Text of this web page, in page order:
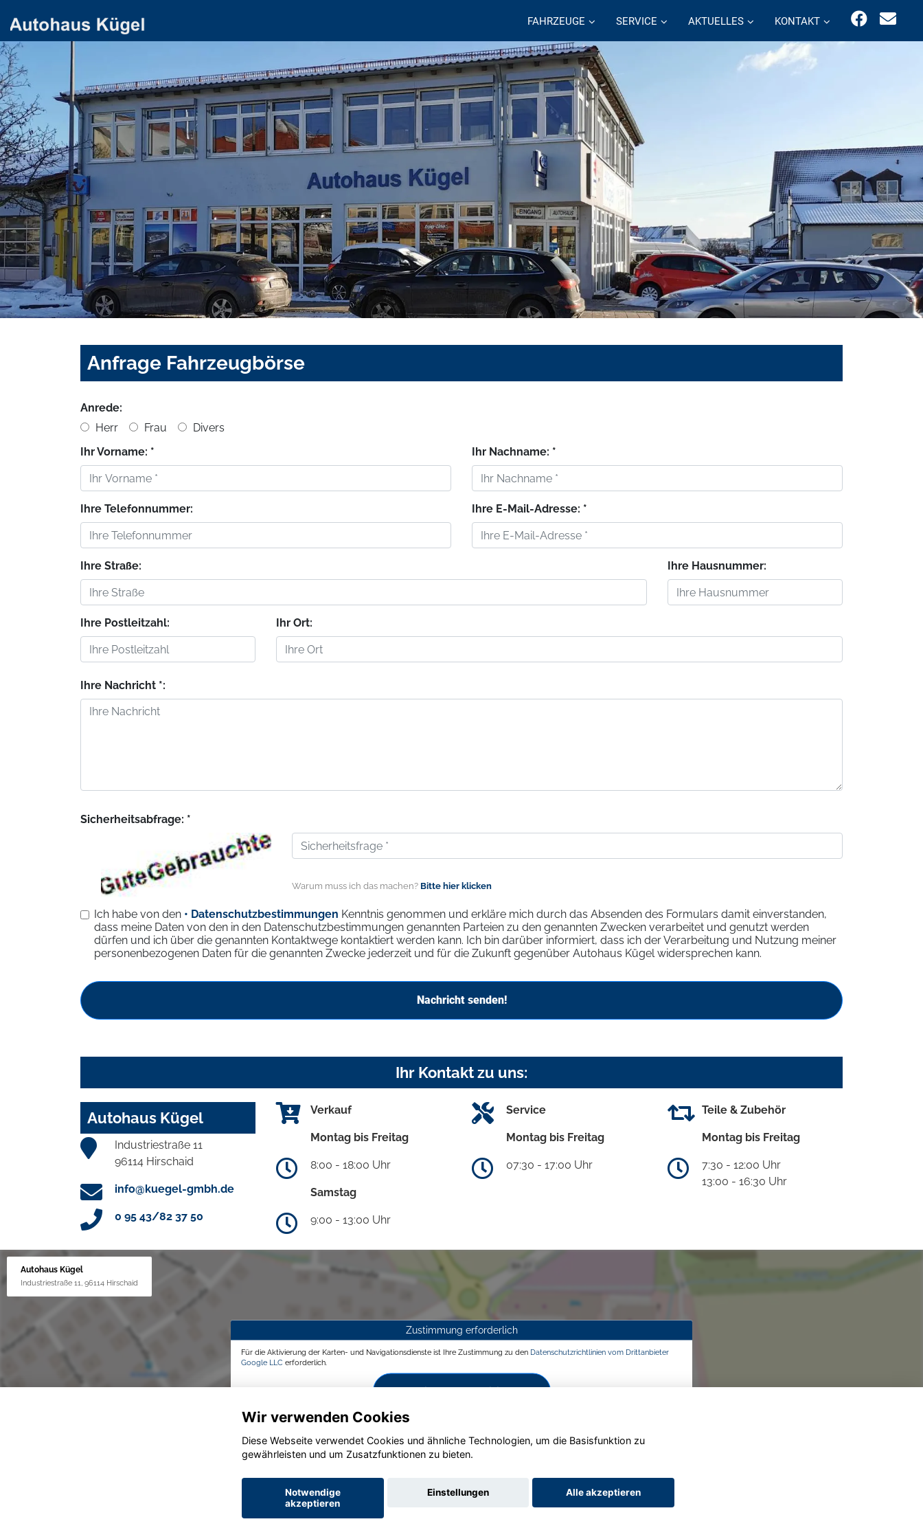
FAHRZEUGE SERVICE AKTUELLES KONTAKT
Anfrage Fahrzeugbörse
Anrede:
Herr
Frau
Divers
Ihr Vorname: *
Ihr Nachname: *
Ihre Telefonnummer: Ihre E-Mail-Adresse: *
Ihre Straße: Ihre Hausnummer:
Ihre Postleitzahl: Ihr Ort:
Ihre Nachricht *:
Sicherheitsabfrage: *
Warum muss ich das machen? Bitte hier klicken
Ich habe von den • Datenschutzbestimmungen Kenntnis genommen und erkläre mich durch das Absenden des Formulars damit einverstanden,
dass meine Daten von den in den Datenschutzbestimmungen genannten Parteien zu den genannten Zwecken verarbeitet und genutzt werden
dürfen und ich über die genannten Kontaktwege kontaktiert werden kann. Ich bin darüber informiert, dass ich der Verarbeitung und Nutzung meiner
personenbezogenen Daten für die genannten Zwecke jederzeit und für die Zukunft gegenüber Autohaus Kügel widersprechen kann.
Nachricht senden!
Ihr Kontakt zu uns:
Autohaus Kügel
Industriestraße 11
96114 Hirschaid
info@kuegel-gmbh.de
0 95 43/82 37 50
Verkauf
Montag bis Freitag
8:00 - 18:00 Uhr
Samstag
9:00 - 13:00 Uhr
Service
Montag bis Freitag
07:30 - 17:00 Uhr
Teile & Zubehör
Montag bis Freitag
7:30 - 12:00 Uhr
13:00 - 16:30 Uhr
Autohaus Kügel
Industriestraße 11, 96114 Hirschaid
Zustimmung erforderlich
Für die Aktivierung der Karten- und Navigationsdienste ist Ihre Zustimmung zu den Datenschutzrichtlinien vom Drittanbieter
Google LLC erforderlich.
Zustimmen und aktivieren
Wir verwenden Cookies
Diese Webseite verwendet Cookies und ähnliche Technologien, um die Basisfunktion zu
gewährleisten und um Zusatzfunktionen zu bieten.
Notwendige
akzeptieren
Einstellungen Alle akzeptieren